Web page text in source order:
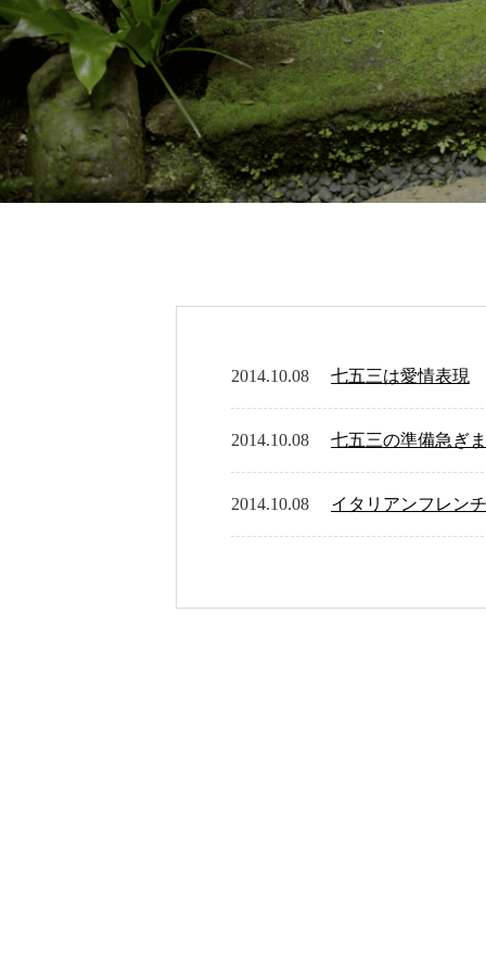
2014.10.08 七五三は愛情表現
2014.10.08 七五三の準備急ぎ
2014.10.08 イタリアンフレン